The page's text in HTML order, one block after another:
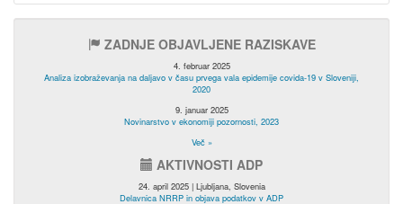
ZADNJE OBJAVLJENE RAZISKAVE
4. februar 2025
Analiza izobraževanja na daljavo v času prvega vala epidemije covida-19 v Sloveniji,
2020
9. januar 2025
Novinarstvo v ekonomiji pozornosti, 2023
Več »
AKTIVNOSTI ADP
24. april 2025 | Ljubljana, Slovenia
Delavnica NRRP in objava podatkov v ADP